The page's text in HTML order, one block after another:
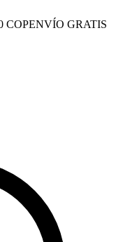
COPENVÍO GRATIS